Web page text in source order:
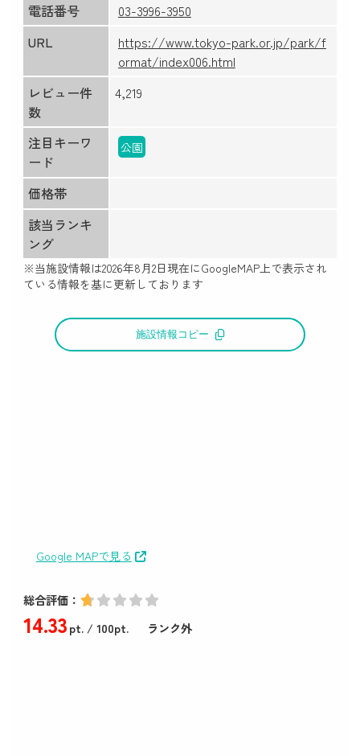
電話番号
03-3996-3950
URL
https://www.tokyo-park.or.jp/park/f
ormat/index006.html
レビュー件
数
4,219
注目キーワ
ード
公園
価格帯
該当ランキ
ング
※当施設情報は2026年8月2日現在にGoogleMAP上で表示され
ている情報を基に更新しております
施設情報コピー
Google MAPで見る
総合評価：
14.33pt./ 100pt. ランク外